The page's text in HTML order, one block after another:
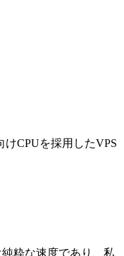
CPUを採用したVPS
粋な速度であり、私